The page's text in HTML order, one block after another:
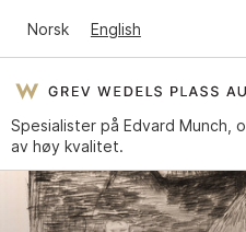
Norsk English
Spesialister på Edvard Munch,
av høy kvalitet.